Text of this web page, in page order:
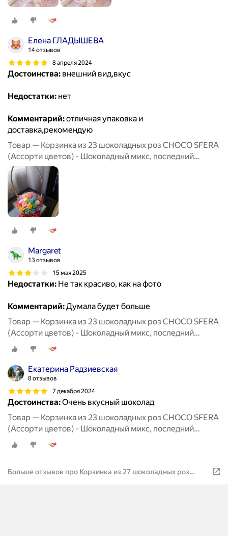
Елена ГЛАДЫШЕВА
14 отзывов
8 апреля 2024
Достоинства: внешний вид,вкус
Недостатки: нет
Комментарий:отличная упаковка и
доставка,рекомендую
Товар — Корзинка из 23 шоколадных роз CHOCO SFERA
(Ассорти цветов) - Шоколадный микс, последний
звонок
Margaret
13 отзывов
15 мая 2025
Недостатки: Не так красиво, как на фото
Комментарий:Думала будет больше
Товар — Корзинка из 23 шоколадных роз CHOCO SFERA
(Ассорти цветов) - Шоколадный микс, последний
звонок
Екатерина Радзиевская
8 отзывов
7 декабря 2024
Достоинства:Очень вкусный шоколад
Товар — Корзинка из 23 шоколадных роз CHOCO SFERA
(Ассорти цветов) - Шоколадный микс, последний
звонок
Больше отзывов про Корзинка из 27 шоколадных роз